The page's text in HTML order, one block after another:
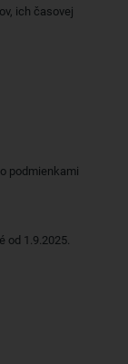
ich časovej
podmienkami
od 1.9.2025.